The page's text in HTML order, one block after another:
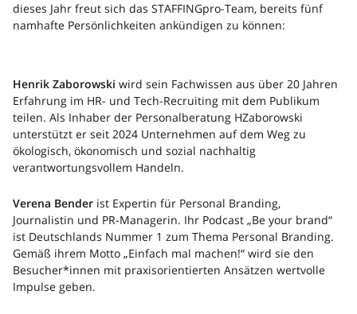
dieses Jahr freut sich das STAFFINGpro-Team, bereits fünf
namhafte Persönlichkeiten ankündigen zu können:
Henrik Zaborowski wird sein Fachwissen aus über 20 Jahren
Erfahrung im HR- und Tech-Recruiting mit dem Publikum
teilen. Als Inhaber der Personalberatung HZaborowski
unterstützt er seit 2024 Unternehmen auf dem Weg zu
ökologisch, ökonomisch und sozial nachhaltig
verantwortungsvollem Handeln.
Verena Bender ist Expertin für Personal Branding,
Journalistin und PR-Managerin. Ihr Podcast „Be your brand“
ist Deutschlands Nummer 1 zum Thema Personal Branding.
Gemäß ihrem Motto „Einfach mal machen!“ wird sie den
Besucher*innen mit praxisorientierten Ansätzen wertvolle
Impulse geben.